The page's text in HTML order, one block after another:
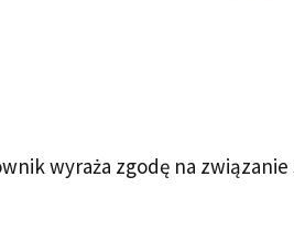
wyraża zgodę na